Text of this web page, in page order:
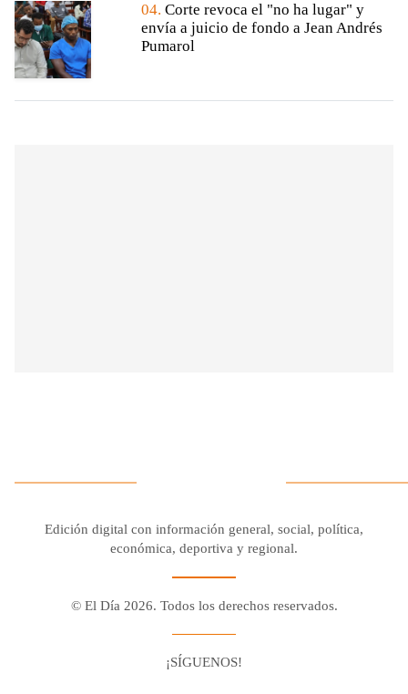
04. Corte revoca el "no ha lugar" y
envía a juicio de fondo a Jean Andrés
Pumarol
Edición digital con información general, social, política,
económica, deportiva y regional.
© El Día 2026. Todos los derechos reservados.
¡SÍGUENOS!